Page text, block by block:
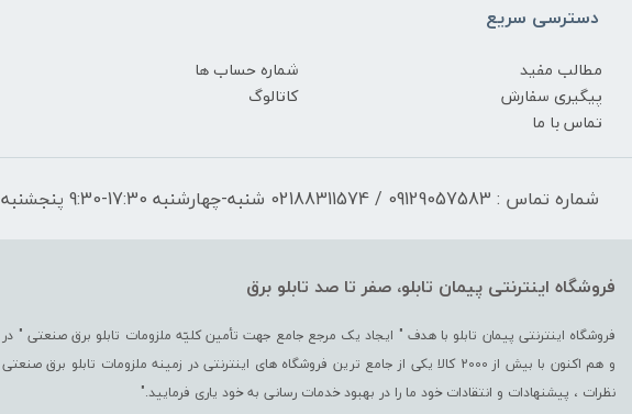
دسترسی سریع
مطالب مفید شماره حساب ها
پیگیری سفارش
کاتالوگ
تماس با ما
شماره تماس : 09129057583 / 02188311574 شنبه-چهارشنبه 17:30-9:30 پنجشنبه 13:00-9:30
فروشگاه اینترنتی پیمان تابلو، صفر تا صد تابلو برق
و هم اکنون با بیش از 2000 کالا یکی از جامع ترین فروشگاه های اینترنتی در زمینه ملزومات
نظرات ، پیشنهادات و انتقادات خود ما را در بهبود خدمات رسانی به خود یاری فرمایید."